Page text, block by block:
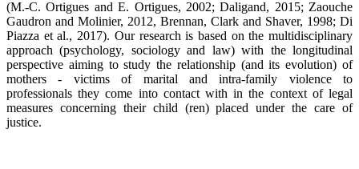
(M.-C. Ortigues and E. Ortigues, 2002; Daligand, 2015; Zaouche
Gaudron and Molinier, 2012, Brennan, Clark and Shaver, 1998; Di
Piazza et al., 2017). Our research is based on the multidisciplinary
approach (psychology, sociology and law) with the longitudinal
perspective aiming to study the relationship (and its evolution) of
mothers - victims of marital and intra-family violence to
professionals they come into contact with in the context of legal
measures concerning their child (ren) placed under the care of
justice.